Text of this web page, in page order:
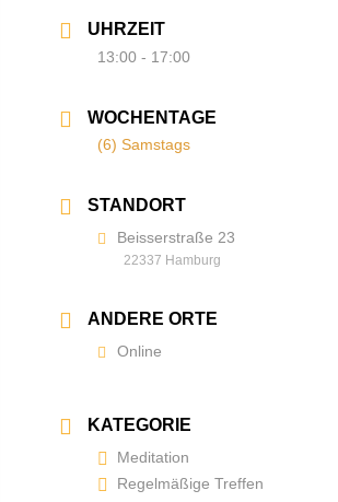
UHRZEIT
13:00 - 17:00
WOCHEN­TAGE
(6) Samstags
STANDORT
Beisserstraße 23
22337 Hamburg
ANDERE ORTE
Online
KATEGORIE
Meditation
Regelmäßige Treffen